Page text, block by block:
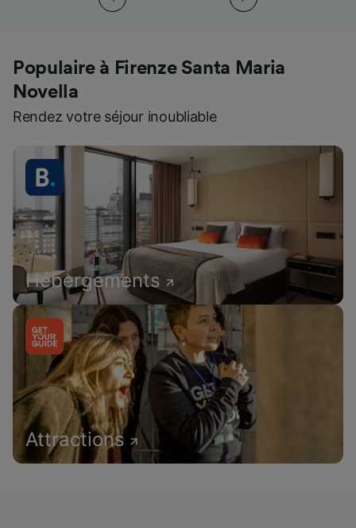
Populaire à Firenze Santa Maria
Novella
Rendez votre séjour inoubliable
Hébergements
Attractions